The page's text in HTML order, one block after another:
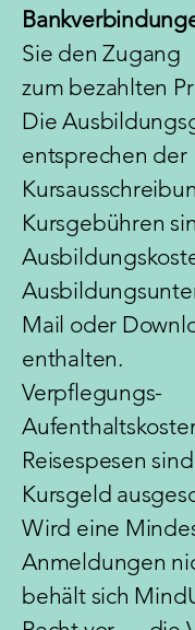
Sie den Zugang
zum bezahlten
​Die
entsprechen der
Kursgebühren
Mail oder
enthalten.
Verpflegungs-
Reisespesen
Kursgeld
Wird eine
Anmeldungen
behält sich